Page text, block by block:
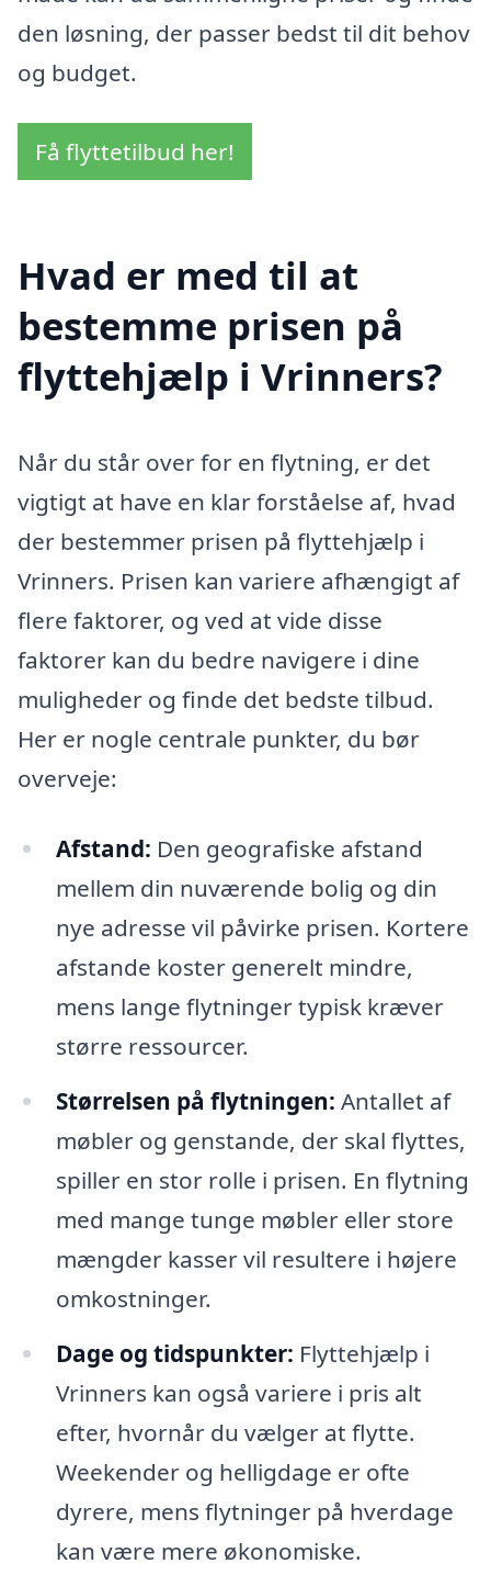
den løsning, der passer bedst til dit behov
og budget.
Få flyttetilbud her!
Hvad er med til at
bestemme prisen på
flyttehjælp i Vrinners?
Når du står over for en flytning, er det
vigtigt at have en klar forståelse af, hvad
der bestemmer prisen på flyttehjælp i
Vrinners. Prisen kan variere afhængigt af
flere faktorer, og ved at vide disse
faktorer kan du bedre navigere i dine
muligheder og finde det bedste tilbud.
Her er nogle centrale punkter, du bør
overveje:
Afstand: Den geografiske afstand
mellem din nuværende bolig og din
nye adresse vil påvirke prisen. Kortere
afstande koster generelt mindre,
mens lange flytninger typisk kræver
større ressourcer.
Størrelsen på flytningen: Antallet af
møbler og genstande, der skal flyttes,
spiller en stor rolle i prisen. En flytning
med mange tunge møbler eller store
mængder kasser vil resultere i højere
omkostninger.
Dage og tidspunkter: Flyttehjælp i
Vrinners kan også variere i pris alt
efter, hvornår du vælger at flytte.
Weekender og helligdage er ofte
dyrere, mens flytninger på hverdage
kan være mere økonomiske.